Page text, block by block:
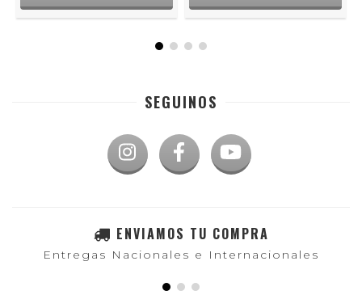
SEGUINOS
ENVIAMOS TU COMPRA
Entregas Nacionales e Internacionales